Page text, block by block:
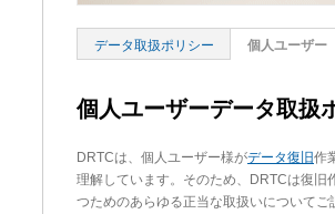
データ取扱ポリシー 個人ユーザー
個人ユーザーデータ取扱
DRTCは、個人ユーザー様がデータ復旧作
理解しています。そのため、DRTCは復
つためのあらゆる正当な取扱いについてご